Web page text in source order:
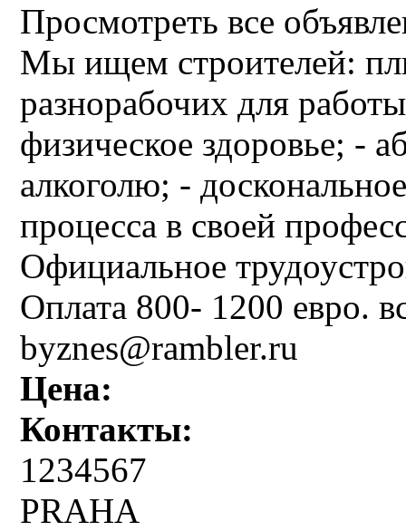
Просмотреть все
Мы ищем строителей:
разнорабочих для
физическое здоровье; -
алкоголю; -
процесса в своей
Официальное
Оплата 800- 1200 евро.
byznes@rambler.ru
Цена:
Контакты:
1234567
PRAHA